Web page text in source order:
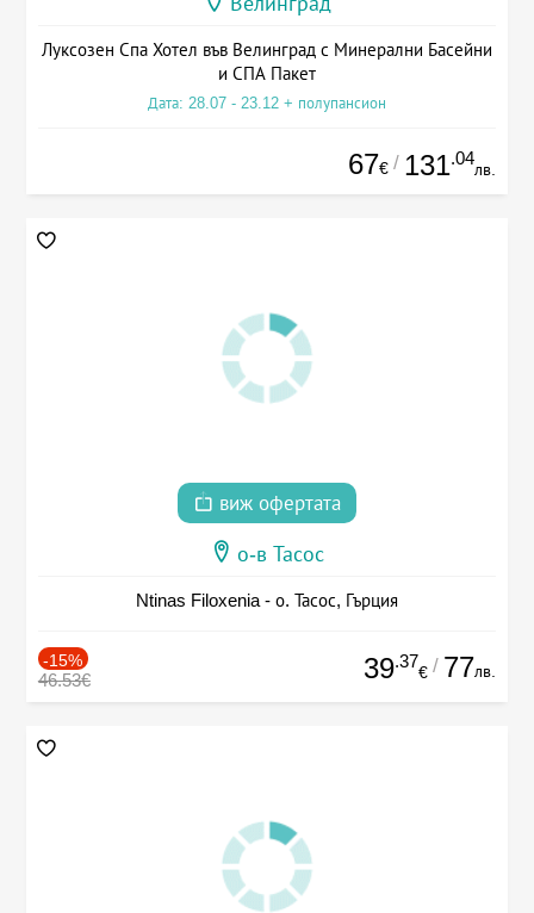
Луксозен Спа Хотел във Велинград с Минерални Басейни
и СПА Пакет
Дата: 28.07 - 23.12 + полупансион
67€ / 131.04
лв.
виж офертата
о-в Тасос
Ntinas Filoxenia - о. Тасос, Гърция
-15%
46.53€ 39.37
€ / 77лв.